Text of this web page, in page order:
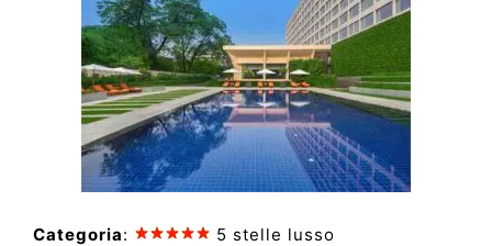
Categoria:
5 stelle lusso